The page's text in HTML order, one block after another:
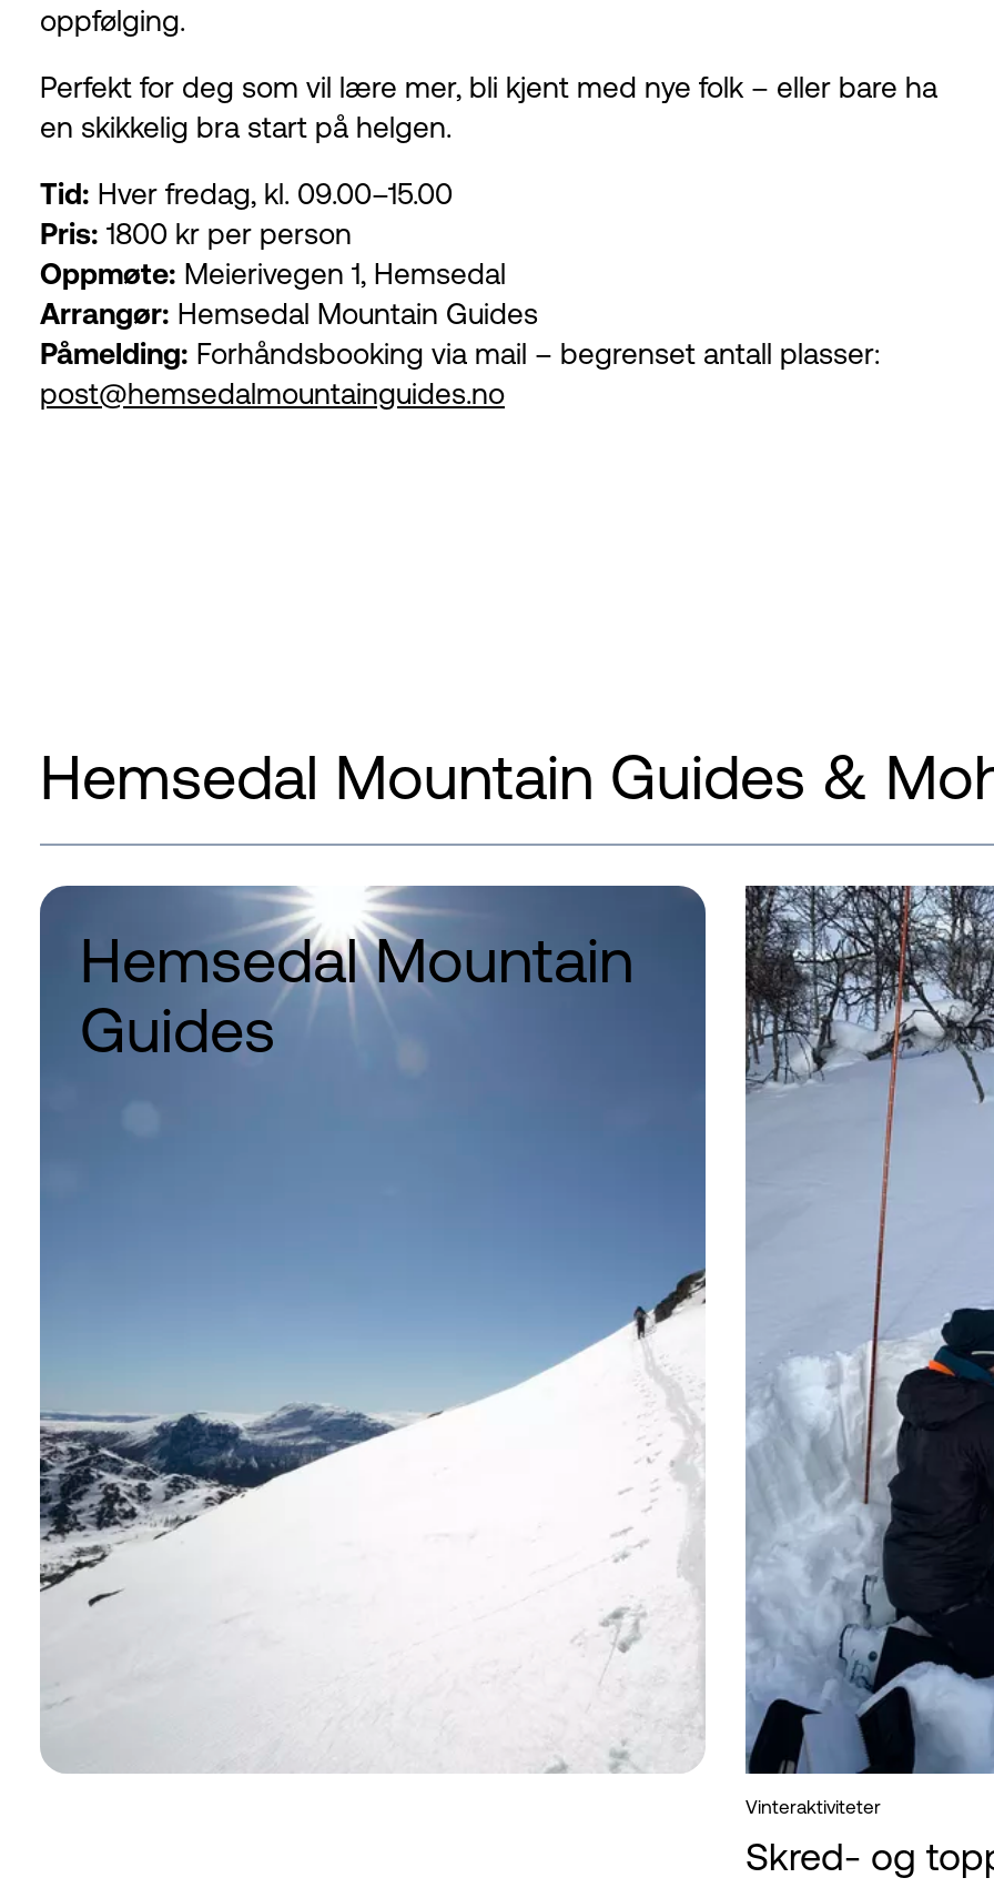
oppfølging.
Perfekt for deg som vil lære mer, bli kjent med nye folk – eller bare ha
en skikkelig bra start på helgen.
Tid: Hver fredag, kl. 09.00–15.00
Pris: 1800 kr per person
Oppmøte: Meierivegen 1, Hemsedal
Arrangør: Hemsedal Mountain Guides
Påmelding: Forhåndsbooking via mail – begrenset antall plasser:
post@hemsedalmountainguides.no
Hemsedal Mountain Guides &
Hemsedal Mountain
Guides
Vinteraktiviteter
Skred- og